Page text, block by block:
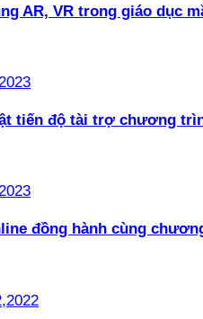
AR, VR trong giáo dục
tiến độ tài trợ chương
đồng hành cùng